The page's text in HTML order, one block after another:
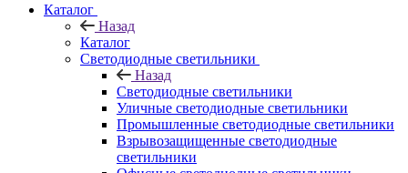
Каталог
Назад
Каталог
Светодиодные светильники
Назад
Светодиодные светильники
Уличные светодиодные светильники
Промышленные светодиодные светильники
Взрывозащищенные светодиодные
светильники